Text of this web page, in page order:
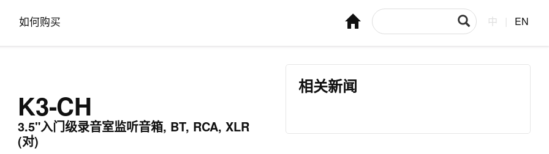
如何购买 中 EN
K3-CH
3.5"入门级录音室监听音箱, BT, RCA, XLR
(对)
相关新闻